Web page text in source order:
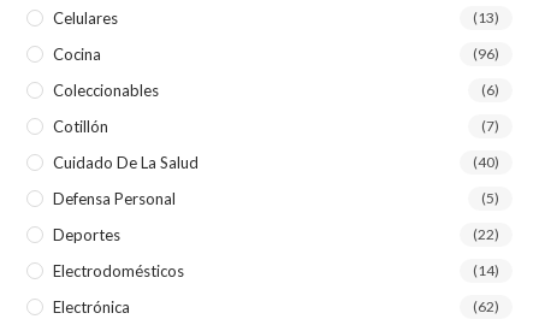
Celulares (13)
Cocina (96)
Coleccionables (6)
Cotillón (7)
Cuidado De La Salud (40)
Defensa Personal (5)
Deportes (22)
Electrodomésticos (14)
Electrónica (62)